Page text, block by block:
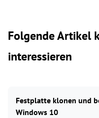
Folgende Artikel
interessieren
Festplatte klonen und
Windows 10